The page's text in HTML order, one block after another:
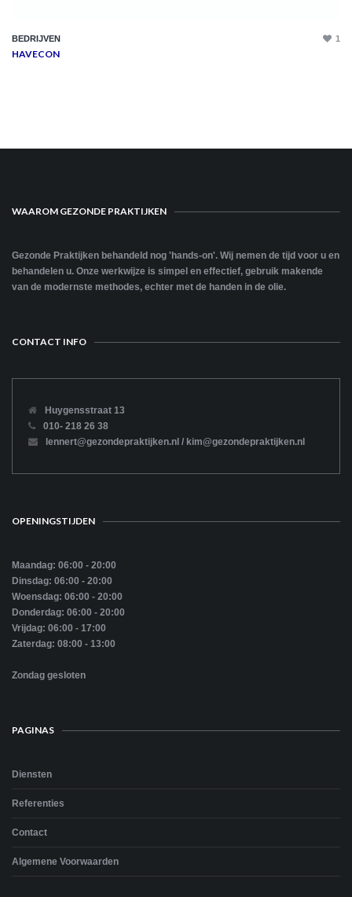
BEDRIJVEN
HAVECON
1
WAAROM GEZONDE PRAKTIJKEN
Gezonde Praktijken behandeld nog 'hands-on'. Wij nemen de tijd voor u en
behandelen u. Onze werkwijze is simpel en effectief, gebruik makende
van de modernste methodes, echter met de handen in de olie.
CONTACT INFO
Huygensstraat 13
010- 218 26 38
lennert@gezondepraktijken.nl / kim@gezondepraktijken.nl
OPENINGSTIJDEN
Maandag: 06:00 - 20:00
Dinsdag: 06:00 - 20:00
Woensdag: 06:00 - 20:00
Donderdag: 06:00 - 20:00
Vrijdag: 06:00 - 17:00
Zaterdag: 08:00 - 13:00
Zondag gesloten
PAGINAS
Diensten
Referenties
Contact
Algemene Voorwaarden